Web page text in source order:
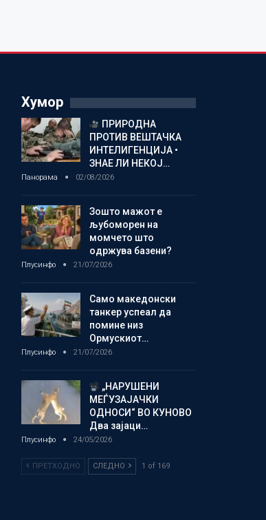
Хумор
ПРИРОДНА
ПРОТИВ ВЕШТАЧКА
ИНТЕЛИГЕНЦИЈА •
ЗНАЕ ЛИ НЕКОЈ…
Панорама 02/08/2026
Зошто мажот е
љубоморен на
момчето што
одржува базени?
Плусинфо 21/07/2026
Само македонски
танкер успеал да
помине низ
Ормускиот…
Плусинфо 21/07/2026
„НАРУШЕНИ
МЕЃУЗАЈАЧКИ
ОДНОСИ“ ВО КУНОВО
Два зајаци…
Плусинфо 24/05/2026
ПРЕТХОДНО СЛЕДНО 1 of 169